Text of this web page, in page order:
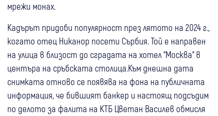
мрежи монах.
Кадърът придоби популярност през лятото на 2024 г.,
когато отец Никанор посети Сърбия. Той е направен
на улица в близост до сградата на хотел “Москва“ в
центъра на сръбската столица.Към днешна дата
снимката отново се появява на фона на публичната
информация, че бившият банкер и настоящ подсъдим
по делото за фалита на КТБ Цветан Василев обмисля